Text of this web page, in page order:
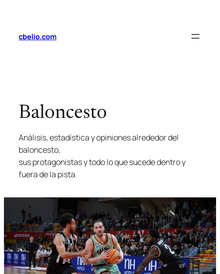
contenido
cbelio.com
Baloncesto
Análisis, estadística y opiniones alrededor del
baloncesto,
sus protagonistas y todo lo que sucede dentro y
fuera de la pista.